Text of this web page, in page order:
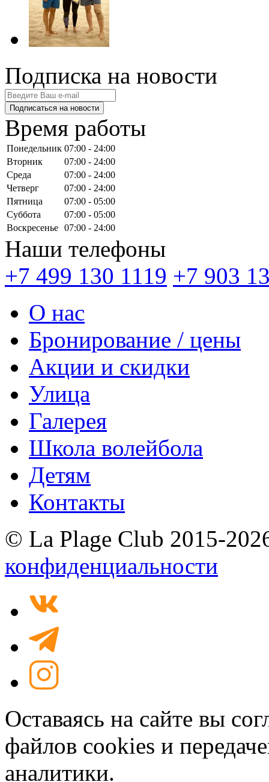
Подписка на новости
Подписаться на новости
Время работы
Понедельник 07:00 - 24:00
Вторник
07:00 - 24:00
Среда
07:00 - 24:00
Четверг
07:00 - 24:00
Пятница
07:00 - 05:00
Суббота
07:00 - 05:00
Воскресенье 07:00 - 24:00
Наши телефоны
+7 499 130 1119 +7 903
О нас
Бронирование / цены
Акции и скидки
Улица
Галерея
Школа волейбола
Детям
Контакты
© La Plage Club 2015-
конфиденциальности
Оставаясь на сайте вы
файлов cookies и
аналитики.